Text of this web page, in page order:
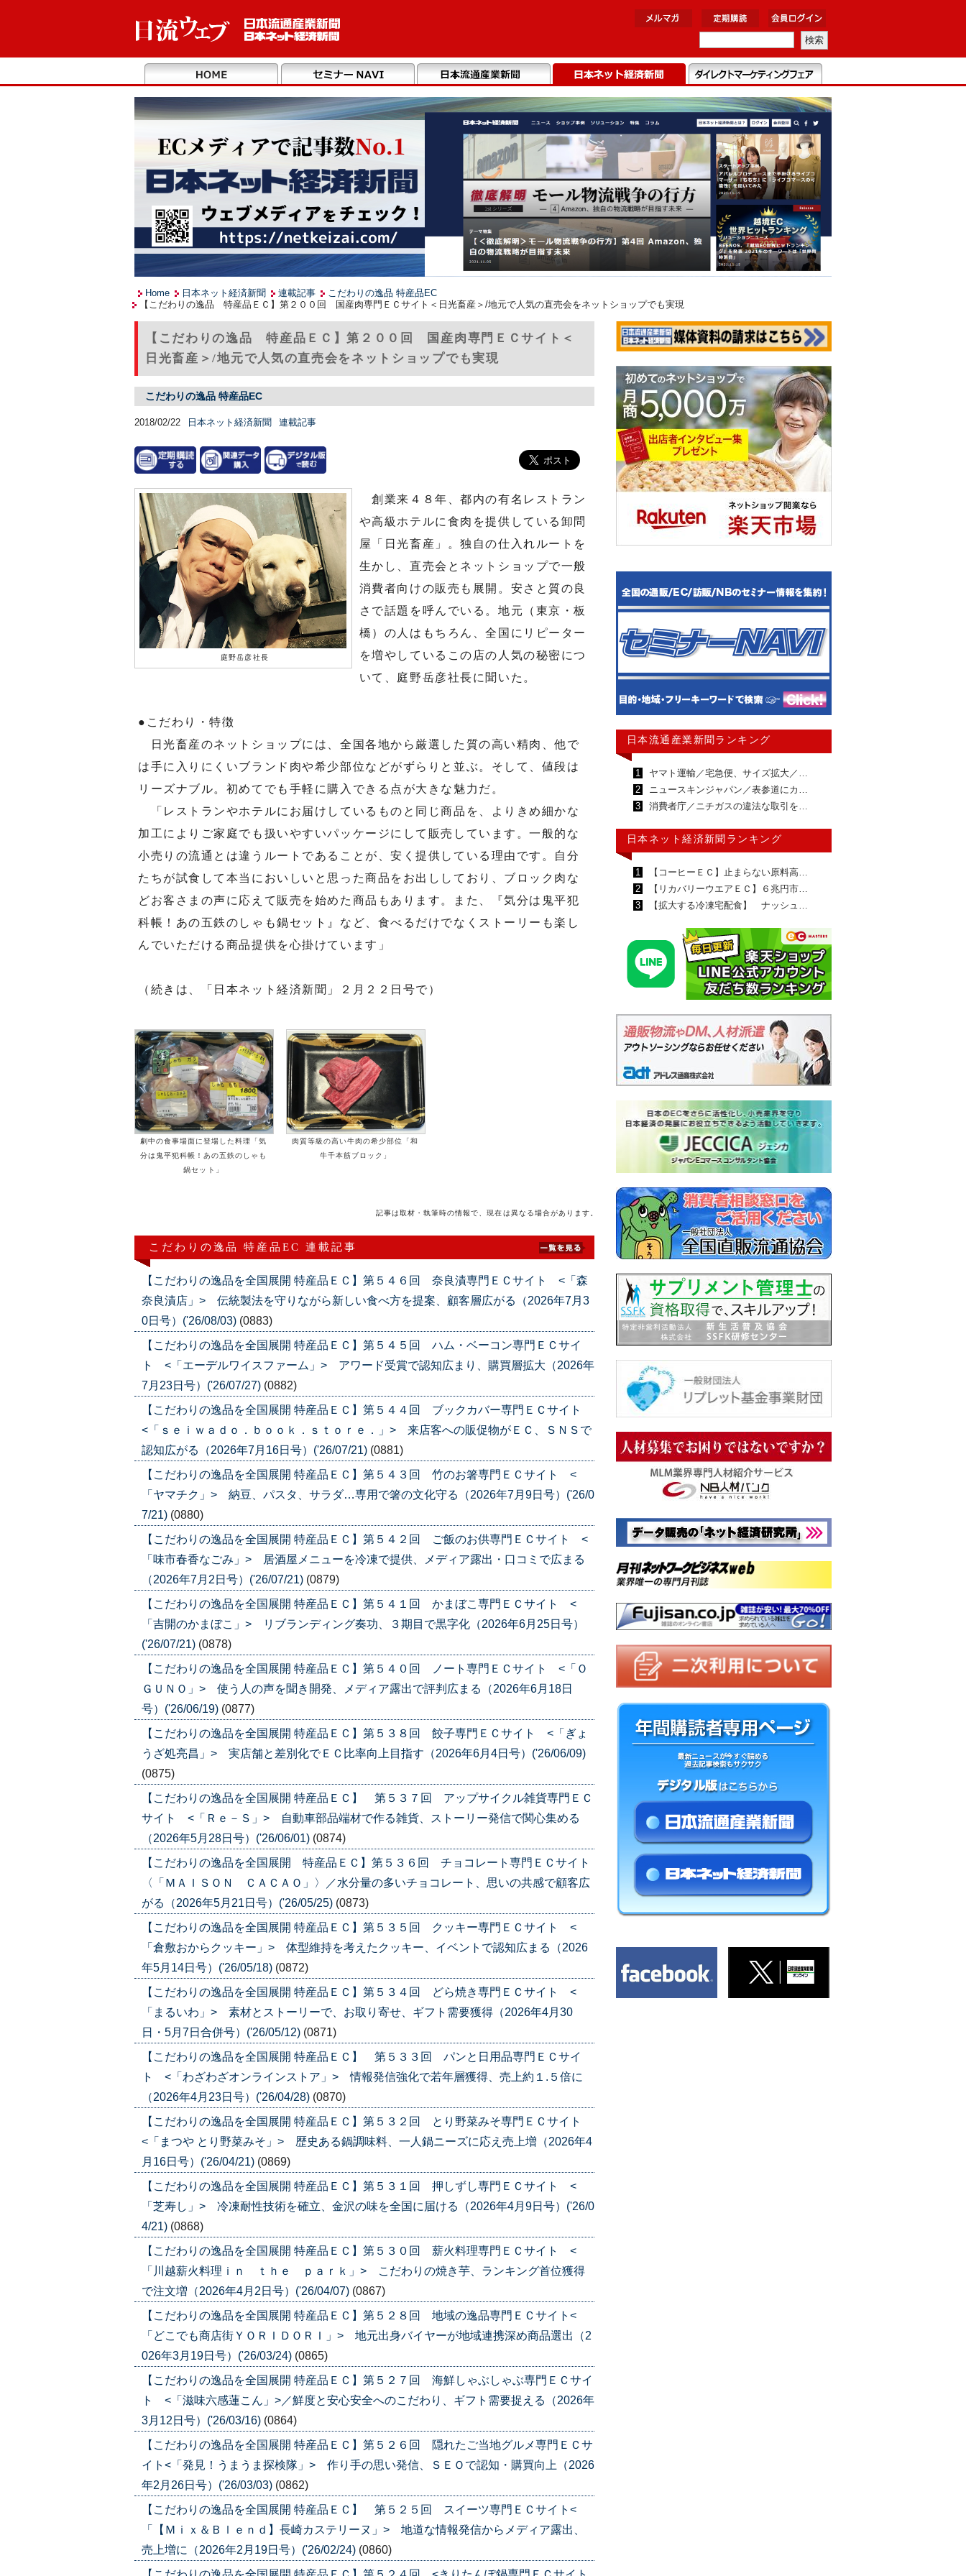
Home 日本ネット経済新聞 連載記事
こだわりの逸品 特産品EC
【こだわりの逸品 特産品ＥＣ】第２００回 国産肉専門ＥＣサイト＜日光畜産＞/地元で人気の直売会をネットショップでも実現
【こだわりの逸品 特産品ＥＣ】第２００回 国産肉専門ＥＣサイト＜
日光畜産＞/地元で人気の直売会をネットショップでも実現
こだわりの逸品 特産品EC
2018/02/22 日本ネット経済新聞 連載記事
庭野岳彦社長
創業来４８年、都内の有名レストラン
や高級ホテルに食肉を提供している卸問
屋「日光畜産」。独自の仕入れルートを
生かし、直売会とネットショップで一般
消費者向けの販売も展開。安さと質の良
さで話題を呼んでいる。地元（東京・板
橋）の人はもちろん、全国にリピーター
を増やしているこの店の人気の秘密につ
いて、庭野岳彦社長に聞いた。
●こだわり・特徴
日光畜産のネットショップには、全国各地から厳選した質の高い精肉、他で
は手に入りにくいブランド肉や希少部位などがずらりと並ぶ。そして、値段は
リーズナブル。初めてでも手軽に購入できる点が大きな魅力だ。
「レストランやホテルにお届けしているものと同じ商品を、よりきめ細かな
加工によりご家庭でも扱いやすいパッケージにして販売しています。一般的な
小売りの流通とは違うルートであることが、安く提供している理由です。自分
たちが試食して本当においしいと思った商品をお出ししており、ブロック肉な
どお客さまの声に応えて販売を始めた商品もあります。また、『気分は鬼平犯
科帳！あの五鉄のしゃも鍋セット』など、食べるだけでなくストーリーも楽し
んでいただける商品提供を心掛けています」
（続きは、「日本ネット経済新聞」２月２２日号で）
劇中の食事場面に登場した料理「気
分は鬼平犯科帳！あの五鉄のしゃも
鍋セット」
肉質等級の高い牛肉の希少部位「和
牛千本筋ブロック」
記事は取材・執筆時の情報で、現在は異なる場合があります。
こだわりの逸品 特産品EC 連載記事
【こだわりの逸品を全国展開 特産品ＥＣ】第５４６回 奈良漬専門ＥＣサイト <「森
奈良漬店」> 伝統製法を守りながら新しい食べ方を提案、顧客層広がる（2026年7月3
0日号）('26/08/03) (0883)
【こだわりの逸品を全国展開 特産品ＥＣ】第５４５回 ハム・ベーコン専門ＥＣサイ
ト <「エーデルワイスファーム」> アワード受賞で認知広まり、購買層拡大（2026年
7月23日号）('26/07/27) (0882)
【こだわりの逸品を全国展開 特産品ＥＣ】第５４４回 ブックカバー専門ＥＣサイト
<「ｓｅｉｗａｄｏ．ｂｏｏｋ．ｓｔｏｒｅ．」> 来店客への販促物がＥＣ、ＳＮＳで
認知広がる（2026年7月16日号）('26/07/21) (0881)
【こだわりの逸品を全国展開 特産品ＥＣ】第５４３回 竹のお箸専門ＥＣサイト <
「ヤマチク」> 納豆、パスタ、サラダ…専用で箸の文化守る（2026年7月9日号）('26/0
7/21) (0880)
【こだわりの逸品を全国展開 特産品ＥＣ】第５４２回 ご飯のお供専門ＥＣサイト <
「味市春香なごみ」> 居酒屋メニューを冷凍で提供、メディア露出・口コミで広まる
（2026年7月2日号）('26/07/21) (0879)
【こだわりの逸品を全国展開 特産品ＥＣ】第５４１回 かまぼこ専門ＥＣサイト <
「吉開のかまぼこ」> リブランディング奏功、３期目で黒字化（2026年6月25日号）
('26/07/21) (0878)
【こだわりの逸品を全国展開 特産品ＥＣ】第５４０回 ノート専門ＥＣサイト <「Ｏ
ＧＵＮＯ」> 使う人の声を聞き開発、メディア露出で評判広まる（2026年6月18日
号）('26/06/19) (0877)
【こだわりの逸品を全国展開 特産品ＥＣ】第５３８回 餃子専門ＥＣサイト <「ぎょ
うざ処亮昌」> 実店舗と差別化でＥＣ比率向上目指す（2026年6月4日号）('26/06/09)
(0875)
【こだわりの逸品を全国展開 特産品ＥＣ】 第５３７回 アップサイクル雑貨専門ＥＣ
サイト <「Ｒｅ－Ｓ」> 自動車部品端材で作る雑貨、ストーリー発信で関心集める
（2026年5月28日号）('26/06/01) (0874)
【こだわりの逸品を全国展開 特産品ＥＣ】第５３６回 チョコレート専門ＥＣサイト
〈「ＭＡＩＳＯＮ ＣＡＣＡＯ」〉／水分量の多いチョコレート、思いの共感で顧客広
がる（2026年5月21日号）('26/05/25) (0873)
【こだわりの逸品を全国展開 特産品ＥＣ】第５３５回 クッキー専門ＥＣサイト <
「倉敷おからクッキー」> 体型維持を考えたクッキー、イベントで認知広まる（2026
年5月14日号）('26/05/18) (0872)
【こだわりの逸品を全国展開 特産品ＥＣ】第５３４回 どら焼き専門ＥＣサイト <
「まるいわ」> 素材とストーリーで、お取り寄せ、ギフト需要獲得（2026年4月30
日・5月7日合併号）('26/05/12) (0871)
【こだわりの逸品を全国展開 特産品ＥＣ】 第５３３回 パンと日用品専門ＥＣサイ
ト <「わざわざオンラインストア」> 情報発信強化で若年層獲得、売上約１.５倍に
（2026年4月23日号）('26/04/28) (0870)
【こだわりの逸品を全国展開 特産品ＥＣ】第５３２回 とり野菜みそ専門ＥＣサイト
<「まつや とり野菜みそ」> 歴史ある鍋調味料、一人鍋ニーズに応え売上増（2026年4
月16日号）('26/04/21) (0869)
【こだわりの逸品を全国展開 特産品ＥＣ】第５３１回 押しずし専門ＥＣサイト <
「芝寿し」> 冷凍耐性技術を確立、金沢の味を全国に届ける（2026年4月9日号）('26/0
4/21) (0868)
【こだわりの逸品を全国展開 特産品ＥＣ】第５３０回 薪火料理専門ＥＣサイト <
「川越薪火料理ｉｎ ｔｈｅ ｐａｒｋ」> こだわりの焼き芋、ランキング首位獲得
で注文増（2026年4月2日号）('26/04/07) (0867)
【こだわりの逸品を全国展開 特産品ＥＣ】第５２８回 地域の逸品専門ＥＣサイト<
「どこでも商店街ＹＯＲＩＤＯＲＩ」> 地元出身バイヤーが地域連携深め商品選出（2
026年3月19日号）('26/03/24) (0865)
【こだわりの逸品を全国展開 特産品ＥＣ】第５２７回 海鮮しゃぶしゃぶ専門ＥＣサイ
ト <「滋味六感蓮こん」>／鮮度と安心安全へのこだわり、ギフト需要捉える（2026年
3月12日号）('26/03/16) (0864)
【こだわりの逸品を全国展開 特産品ＥＣ】第５２６回 隠れたご当地グルメ専門ＥＣサ
イト<「発見！うまうま探検隊」> 作り手の思い発信、ＳＥＯで認知・購買向上（2026
年2月26日号）('26/03/03) (0862)
【こだわりの逸品を全国展開 特産品ＥＣ】 第５２５回 スイーツ専門ＥＣサイト<
「【Ｍｉｘ＆Ｂｌｅｎｄ】長崎カステリーヌ」> 地道な情報発信からメディア露出、
売上増に（2026年2月19日号）('26/02/24) (0860)
日本流通産業新聞ランキング
1
ヤマト運輸／宅急便、サイズ拡大／…
2
ニュースキンジャパン／表参道にカ…
3
消費者庁／ニチガスの違法な取引を…
日本ネット経済新聞ランキング
1
【コーヒーＥＣ】止まらない原料高…
2
【リカバリーウエアＥＣ】６兆円市…
3
【拡大する冷凍宅配食】 ナッシュ…